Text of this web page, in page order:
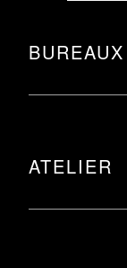
BUREAUX
ATELIER